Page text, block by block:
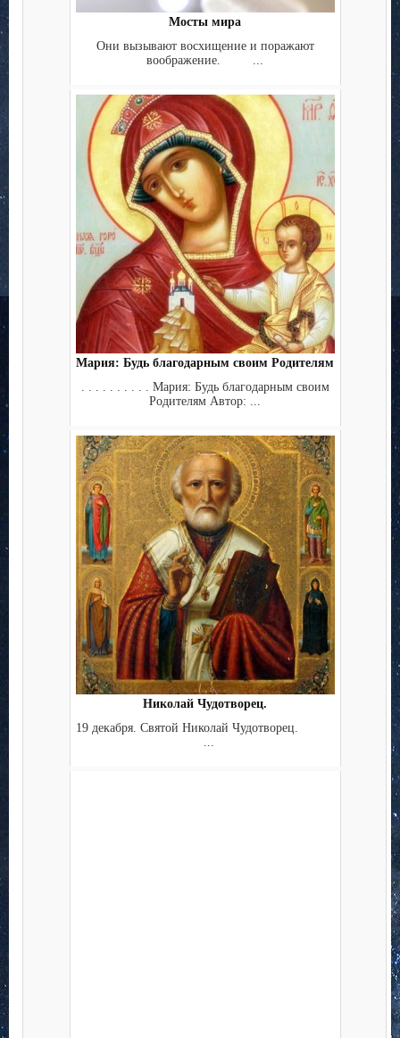
Мосты мира
Они вызывают восхищение и поражают
воображение. ...
Мария: Будь благодарным своим Родителям
. . . . . . . . . . Мария: Будь благодарным своим
Родителям Автор: ...
Николай Чудотворец.
19 декабря. Святой Николай Чудотворец.